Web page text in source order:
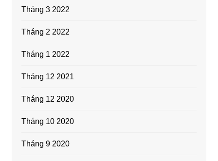
Tháng 3 2022
Tháng 2 2022
Tháng 1 2022
Tháng 12 2021
Tháng 12 2020
Tháng 10 2020
Tháng 9 2020